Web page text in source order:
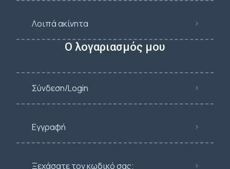
Λοιπά ακίνητα
Ο λογαριασμός μου
Σύνδεση/Login
Εγγραφή
Ξεχάσατε τον κωδικό σας;